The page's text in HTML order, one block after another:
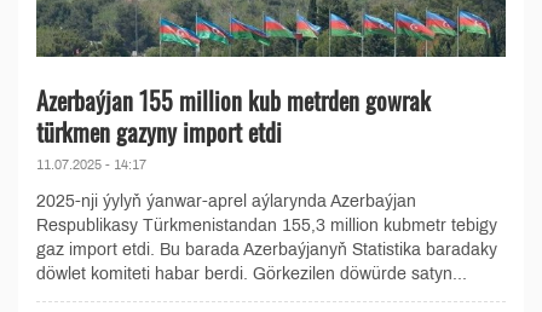
Azerbaýjan 155 million kub metrden gowrak
türkmen gazyny import etdi
11.07.2025 - 14:17
2025-nji ýylyň ýanwar-aprel aýlarynda Azerbaýjan
Respublikasy Türkmenistandan 155,3 million kubmetr tebigy
gaz import etdi. Bu barada Azerbaýjanyň Statistika baradaky
döwlet komiteti habar berdi. Görkezilen döwürde satyn...